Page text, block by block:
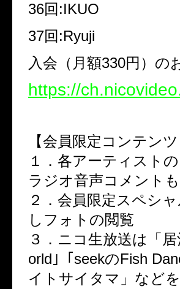
36回 :IKUO
37回 :Ryuji
入会（月額330円）
https://
【会員限定コンテンツ
１．各アーティスト
ラジオ音声コメントも
２．会員限定スペシ
しフォトの閲覧
３．ニコ生放送は「
orld ｣「 seekのFish
イトサイタマ」など